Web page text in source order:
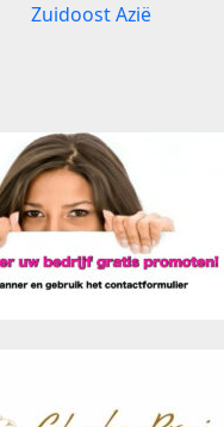
Zuidoost Azië